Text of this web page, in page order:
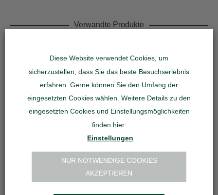
Verwandte Produkte
Diese Website verwendet Cookies, um
sicherzustellen, dass Sie das beste Besuchserlebnis
erfahren. Gerne können Sie den Umfang der
eingesetzten Cookies wählen. Weitere Details zu den
eingesetzten Cookies und Einstellungsmöglichkeiten
finden hier:
Einstellungen
NUR NOTWENDIGE COOKIES
AKZEPTIEREN